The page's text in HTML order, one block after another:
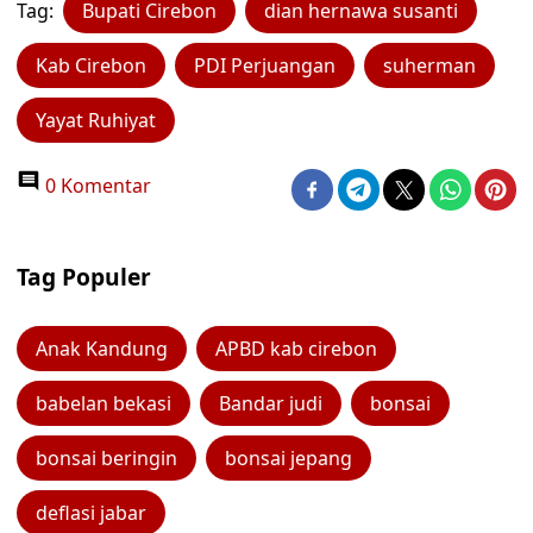
Tag: Bupati Cirebon dian hernawa susanti
Kab Cirebon PDI Perjuangan suherman
Yayat Ruhiyat
0 Komentar
Tag Populer
Anak Kandung APBD kab cirebon
babelan bekasi Bandar judi bonsai
bonsai beringin bonsai jepang
deflasi jabar